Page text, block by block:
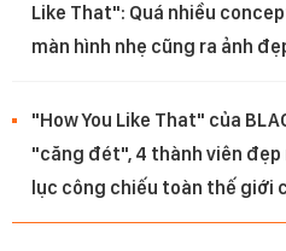
Like That": Quá nhiều
màn hình nhẹ cũng ra ảnh
"How You Like That" của
"căng đét", 4 thành viên đẹp
lục công chiếu toàn thế giới